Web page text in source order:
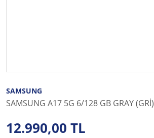
SAMSUNG
SAMSUNG A17 5G 6/128 GB GRAY (GRİ)
12.990,00 TL